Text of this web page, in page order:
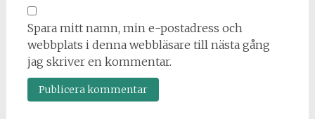
Spara mitt namn, min e-postadress och
webbplats i denna webbläsare till nästa gång
jag skriver en kommentar.